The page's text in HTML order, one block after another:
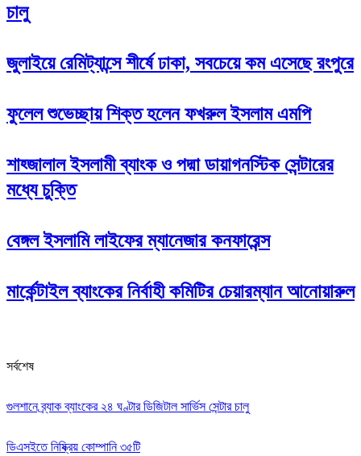
চালু
জুলাইয়ে রেমিট্যান্সে শীর্ষে ঢাকা, সবচেয়ে কম এসেছে রংপুরে
ফুলেল শুভেচ্ছায় শিক্ত হলেন ফখরুল ইসলাম এমপি
শাহ্জালাল ইসলামী ব্যাংক ও পদ্মা ডায়াগনস্টিক সেন্টারের
মধ্যে চুক্তি
বেঙ্গল ইসলামি লাইফের ম্যানেজার কনফারেন্স
মার্কেন্টাইল ব্যাংকের নির্বাহী কমিটির চেয়ারম্যান আনোয়ারুল
সর্বশেষ
গুলশানে ব্র্যাক ব্যাংকের ২৪ ঘণ্টার ডিজিটাল সার্ভিস সেন্টার চালু
ডিএসইতে নিষ্ক্রিয় কোম্পানি ৩৫টি